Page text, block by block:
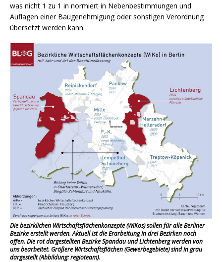
was nicht 1 zu 1 in normiert in Nebenbestimmungen und
Auflagen einer Baugenehmigung oder sonstigen Verordnung
übersetzt werden kann.
Die bezirklichen Wirtschaftsflächenkonzepte (WiKos) sollen für alle Berliner
Bezirke erstellt werden. Aktuell ist die Erarbeitung in drei Bezirken noch
offen. Die rot dargestellten Bezirke Spandau und Lichtenberg werden von
uns bearbeitet. Größere Wirtschaftsflächen (Gewerbegebiete) sind in grau
dargestellt (Abbildung:regioteam).